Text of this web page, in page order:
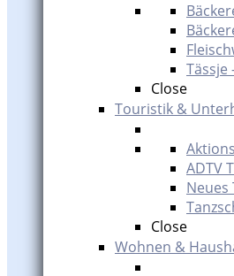
Tässje
Close
Touristik &
ADTV
Neues
Close
Wohnen &